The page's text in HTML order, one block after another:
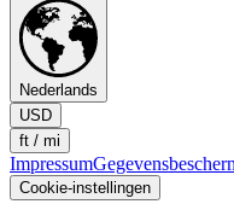
Nederlands
USD
ft / mi
Impressum
Cookie-instellingen